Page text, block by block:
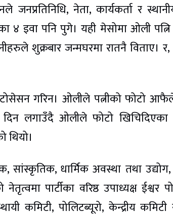
नेता, कार्यकर्ता र
४ इवा पनि पुगे। यही मेसोमा ओली
शुक्रबार जन्मघरमा रातनै विताए।
गरिन। ओलीले पत्नीको फोटो आफैले
लगाउँदै ओलीले फोटो
थियो।
सांस्कृतिक, धार्मिक अवस्था तथा
पार्टीका वरिष्ठ उपाध्यक्ष
कमिटी, पोलिटब्यूरो, केन्द्रीय